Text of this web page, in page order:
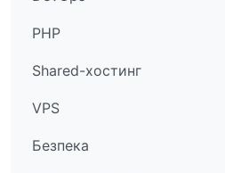
PHP
Shared-хостинг
VPS
Безпека